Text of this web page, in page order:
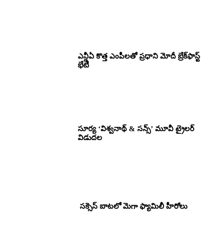
ఎన్డీఏ కొత్త ఎంపీలతో ప్రధాని మోదీ బ్రేక్‌ఫాస్ట్
భేటీ
సూర్య ‘విశ్వనాథ్ & సన్స్’ మూవీ ట్రైలర్
విడుదల
సక్సెస్ బాటలో మెగా ఫ్యామిలీ హీరోలు